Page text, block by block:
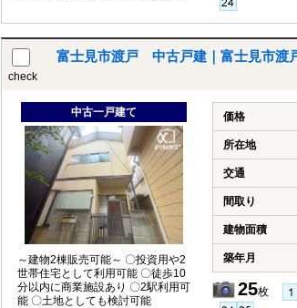
check
富士見市渡戸 中古戸建｜富士見市渡
中古一戸建て
～建物2棟販売可能～ 〇投資用や2
世帯住宅として利用可能 〇徒歩10
分以内に商業施設あり 〇2駅利用可
能 〇土地としても検討可能
価格
所在地
交通
間取り
建物面積
築年月
25枚